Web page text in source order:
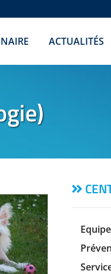
ACTUALITÉS